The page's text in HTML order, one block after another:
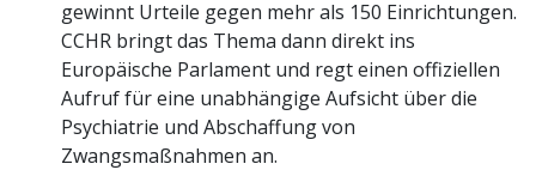
gewinnt Urteile gegen mehr als 150 Einrichtungen.
CCHR bringt das Thema dann direkt ins
Europäische Parlament und regt einen offiziellen
Aufruf für eine unabhängige Aufsicht über die
Psychiatrie und Abschaffung von
Zwangsmaßnahmen an.